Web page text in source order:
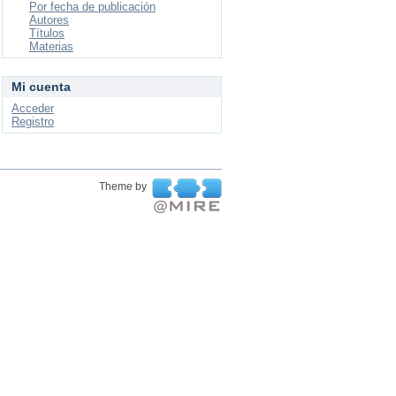
Por fecha de publicación
Autores
Títulos
Materias
Mi cuenta
Acceder
Registro
Theme by